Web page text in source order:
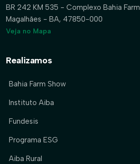
BR 242 KM 535 - Complexo Bahia
Magalhães - BA, 47850-000
Veja no Mapa
Realizamos
Bahia Farm Show
Instituto Aiba
Fundesis
Programa ESG
Aiba Rural